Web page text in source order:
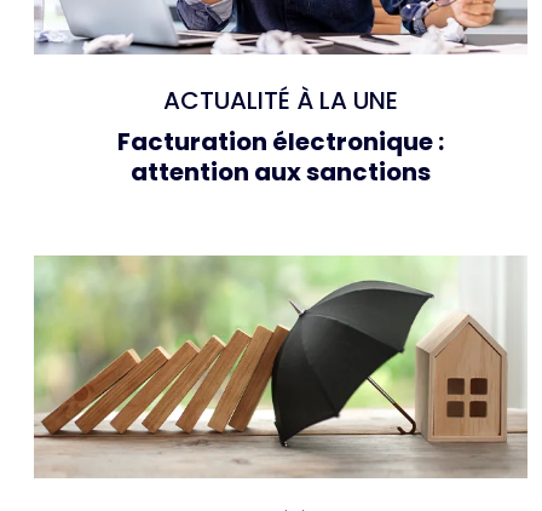
ACTUALITÉ À LA UNE
Facturation électronique :
attention aux sanctions